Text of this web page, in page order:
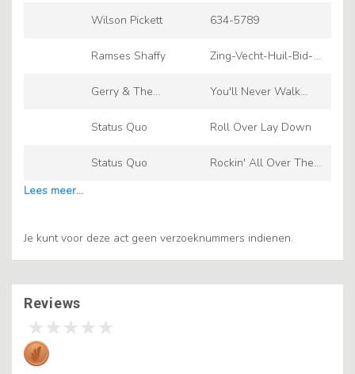
Wilson Pickett 634-5789
Ramses Shaffy
Zing-Vecht-Huil-Bid-
Bewonder
Gerry & The
You'll Never Walk
Status Quo
Roll Over Lay Down
Status Quo
Rockin' All Over The
Je kunt voor deze act geen verzoeknummers indienen.
Reviews